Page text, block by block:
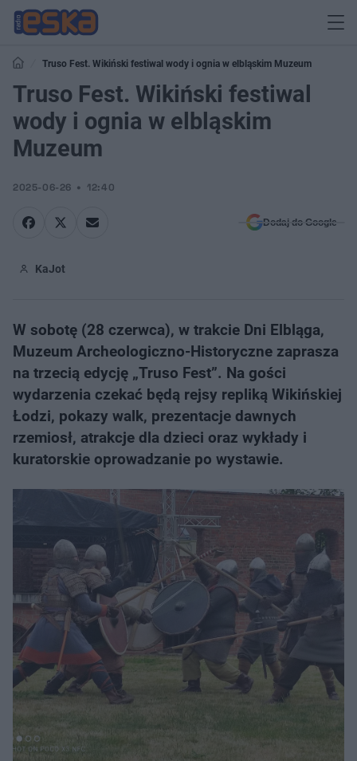
Truso Fest. Wikiński festiwal wody i ognia w elbląskim Muzeum
Truso Fest. Wikiński festiwal
wody i ognia w elbląskim
Muzeum
2025-06-26 12:40
Dodaj do Google
KaJot
W sobotę (28 czerwca), w trakcie Dni Elbląga,
Muzeum Archeologiczno-Historyczne zaprasza
na trzecią edycję „Truso Fest”. Na gości
wydarzenia czekać będą rejsy repliką Wikińskiej
Łodzi, pokazy walk, prezentacje dawnych
rzemiosł, atrakcje dla dzieci oraz wykłady i
kuratorskie oprowadzanie po wystawie.